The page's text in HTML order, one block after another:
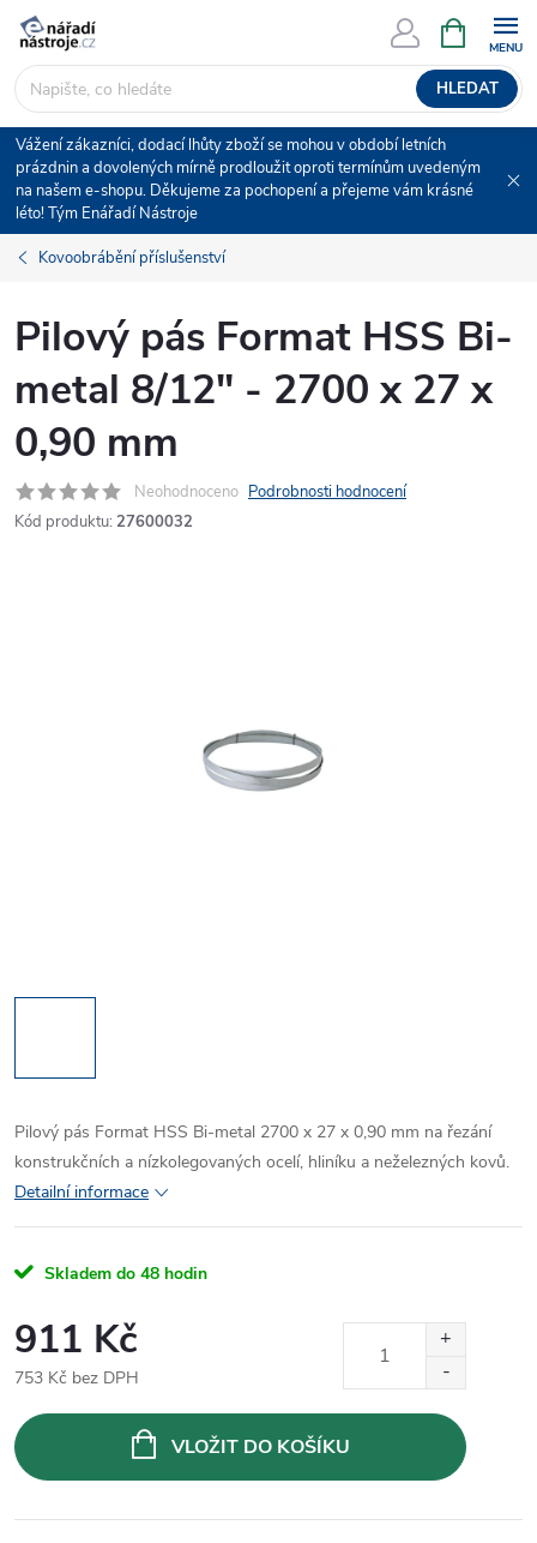
Přejít
obsah
HLEDAT
NÁKUPNÍ
KOŠÍK
Vážení zákazníci, dodací lhůty zboží se mohou v období letních
prázdnin a dovolených mírně prodloužit oproti termínům uvedeným
na našem e-shopu. Děkujeme za pochopení a přejeme vám krásné
léto! Tým Enářadí Nástroje
Kovoobrábění příslušenství
Pilový pás Format HSS Bi-
metal 8/12" - 2700 x 27 x
0,90 mm
Neohodnoceno Podrobnosti hodnocení
Kód produktu: 27600032
Pilový pás Format HSS Bi-metal 2700 x 27 x 0,90 mm na řezání
konstrukčních a nízkolegovaných ocelí, hliníku a neželezných kovů.
Detailní informace
Skladem do 48 hodin
911 Kč
753 Kč bez DPH
cena:
VLOŽIT DO KOŠÍKU